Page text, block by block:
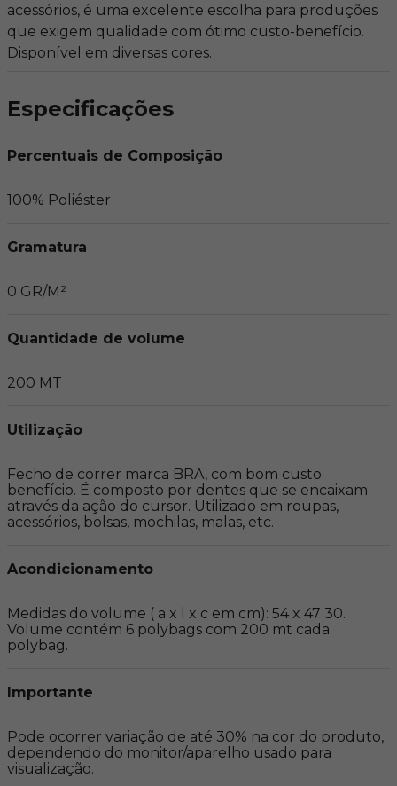
acessórios, é uma excelente escolha para produções
que exigem qualidade com ótimo custo-benefício.
Disponível em diversas cores.
Especificações
Percentuais de Composição
100% Poliéster
Gramatura
0 GR/M²
Quantidade de volume
200 MT
Utilização
Fecho de correr marca BRA, com bom custo
benefício. É composto por dentes que se encaixam
através da ação do cursor. Utilizado em roupas,
acessórios, bolsas, mochilas, malas, etc.
Acondicionamento
Medidas do volume ( a x l x c em cm): 54 x 47 30.
Volume contém 6 polybags com 200 mt cada
polybag.
Importante
Pode ocorrer variação de até 30% na cor do produto,
dependendo do monitor/aparelho usado para
visualização.